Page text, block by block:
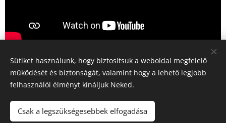
Share
Sütiket használunk, hogy biztosítsuk a weboldal megfelelő
működését és biztonságát, valamint hogy a lehető legjobb
felhasználói élményt kínáljuk Neked.
Csak a legszükségesebbek elfogadása